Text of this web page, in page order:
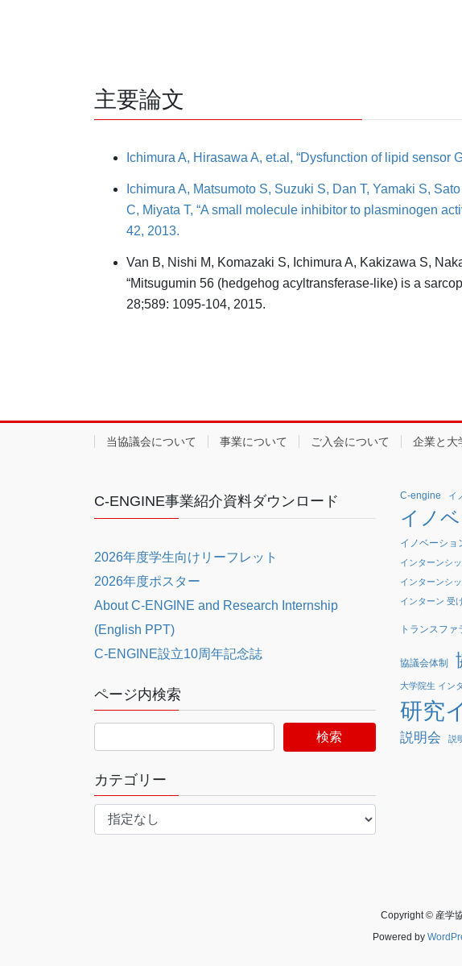
主要論文
Ichimura A, Hirasawa A, et.al, “Dysfunction of lipid
Ichimura A, Matsumoto S, Suzuki S, Dan T, Yamaki S,
C, Miyata T, “A small molecule inhibitor to plasminogen
42, 2013.
Van B, Nishi M, Komazaki S, Ichimura A, Kakizawa S,
“Mitsugumin 56 (hedgehog acyltransferase-like) is a
28;589: 1095-104, 2015.
当協議会について 事業について ご入会について 企業と大
C-ENGINE事業紹介資料ダウンロード
2026年度学生向けリーフレット
2026年度ポスター
About C-ENGINE and Research Internship
(English PPT)
C-ENGINE設立10周年記念誌
ページ内検索
カテゴリー
C-engine イ
イノ
イノベーショ
インターンシ
インターンシ
インターン 受
トランスフ
協議会体制
大学院生 イン
研究
説明会 説
Copyright © 産学
Powered by